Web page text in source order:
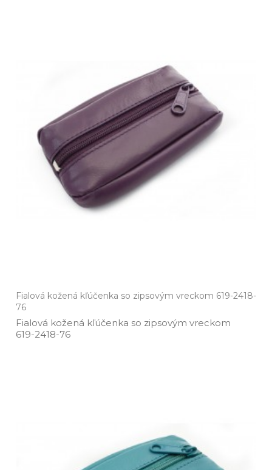
Fialová kožená kľúčenka so zipsovým vreckom 619-2418-
76
Fialová kožená kľúčenka so zipsovým vreckom
619­-2418­-76